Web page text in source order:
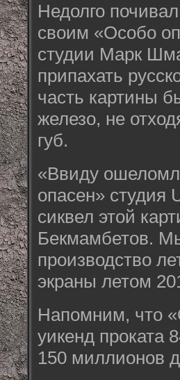
Недолго
своим «Особо
студии Марк
припахать
часть картины
железо, не
губ.
«Ввиду
опасен» студия
сиквел этой
Бекмамбетов.
производство
экраны летом
Напомним, что
уикенд проката
150 миллионов